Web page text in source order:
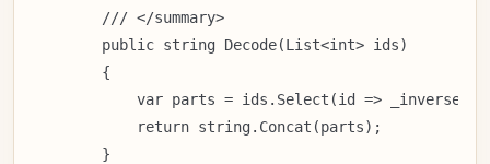
        /// </summary>
        public string Decode(List<int> ids)
        {
var parts = ids.Select(id =>
            return string.Concat(parts);
        }